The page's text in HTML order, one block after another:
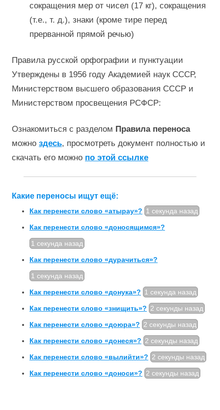
сокращения мер от чисел (17 кг), сокращения
(т.е., т. д.), знаки (кроме тире перед
прерванной прямой речью)
Правила русской орфографии и пунктуации
Утверждены в 1956 году Академией наук СССР,
Министерством высшего образования СССР и
Министерством просвещения РСФСР:
Ознакомиться с разделом Правила переноса
можно здесь, просмотреть документ полностью и
скачать его можно по этой ссылке
Какие переносы ищут ещё:
Как перенести слово «атырау»? 1 секунда назад
Как перенести слово «доносящимся»?
1 секунда назад
Как перенести слово «дурачиться»?
1 секунда назад
Как перенести слово «донука»? 1 секунда назад
Как перенести слово «знищить»? 2 секунды назад
Как перенести слово «доюра»? 2 секунды назад
Как перенести слово «донеся»? 2 секунды назад
Как перенести слово «вылийти»? 2 секунды назад
Как перенести слово «доноси»? 2 секунды назад